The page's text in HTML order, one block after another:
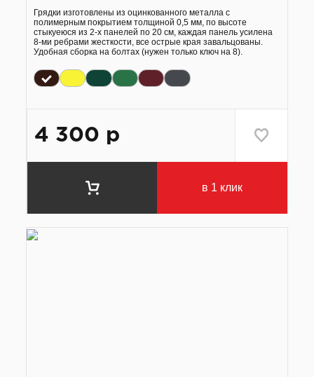
Грядки изготовлены из оцинкованного металла с
полимерным покрытием толщиной 0,5 мм, по высоте
стыкуеюся из 2-х панелей по 20 см, каждая панель усилена
8-ми ребрами жесткости, все острые края завальцованы.
Удобная сборка на болтах (нужен только ключ на 8).
4 300 р
в 1 клик